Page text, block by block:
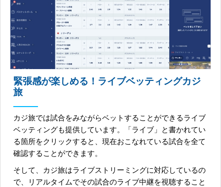
緊張感が楽しめる！ライブベッティングカジ
旅
カジ旅では試合をみながらベットすることができるライブ
ベッティングも提供しています。「ライブ」と書かれてい
る箇所をクリックすると、現在おこなれている試合を全て
確認することができます。
そして、カジ旅はライブストリーミングに対応しているの
で、リアルタイムでその試合のライブ中継を視聴すること